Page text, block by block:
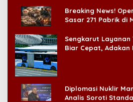
Breaking News!
Sasar 271 Pabrik di
Sengkarut Layanan
Biar Cepat, Adakan
Diplomasi Nuklir
Analis Soroti